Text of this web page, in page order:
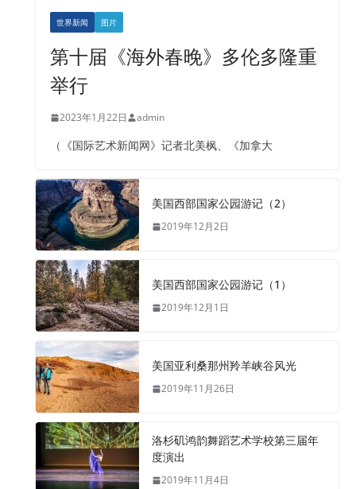
世界新闻 图片
第十届《海外春晚》多伦多隆重
举行
2023年1月22日 admin
（《国际艺术新闻网》记者北美枫、《加拿大
美国西部国家公园游记（2）
2019年12月2日
美国西部国家公园游记（1）
2019年12月1日
美国亚利桑那州羚羊峡谷风光
2019年11月26日
洛杉矶鸿韵舞蹈艺术学校第三届年
度演出
2019年11月4日